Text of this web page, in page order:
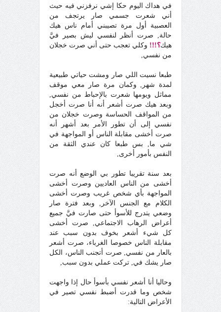
في هداك اليوم حكا إشي نرفزني فيه حيث
أني شعرت جسمي صار يرتجف من
العصبية أول مرة تصيبني أمام ناس هيك
حالة, صرت أنظر لنفسي ليش بصير فيَّ
هيك؟!!! وكلي تعجب حتى أني صرت خجلان
من نفسي,
طبعا نسيت اللي صار ومشت حياتي طبيعية
لمدة شهر, وكمان مرة صار معي موقف
مماثل ويومها شعرت بالإحباط من نفسي,
وبعد هيك صرت أشعر أنه أنا صرت أخجل
من المواقف الحساسة وصرت خجلان من
نفسي إلى أن تطور الأمر بعد أشهر أنه
صرت أخشى مقابلة الناس أو المواجهة في
شي ما, بس طبعا كان عندي الثقة من
النفس بأمور أخرى,
بعد سنة تقريبا تطور بي الوضع أنه صرت
أخشى من الناس العاديين وصرت أخشى
المواجهة بأي شخص غريب وصرت أخشى
الكلام مع الجنس الآخر, وبعد فترة صار
وضعي يتدرج للأسوأ حتى صارت فيَّ جميع
أعراض الرهاب الاجتماعي, صرت أخشى
كل شيء أشعر بخوف بدون سبب عند
مقابلة الناس خصوصا الغرباء، صرت أشعر
بالعار من نفسي, صرت أتجنب الناس، الكل
صار يشك في, تركت عملي بدون سبب,
وحاليا أنا أشعر نفسي بأسوأ حال إذا واجهت
شخص وما قدرت أضبط نفسي تصير في
الأعراض التالية: